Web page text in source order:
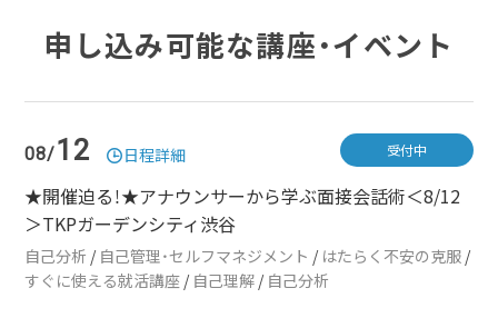
申し込み可能な講座・イベント
08/12 日程詳細
★開催迫る！★アナウンサーから学ぶ面接会話術＜8/12
＞TKPガーデンシティ渋谷
自己分析 / 自己管理・セルフマネジメント / はたらく不安の克服 /
すぐに使える就活講座 / 自己理解 / 自己分析
受付中